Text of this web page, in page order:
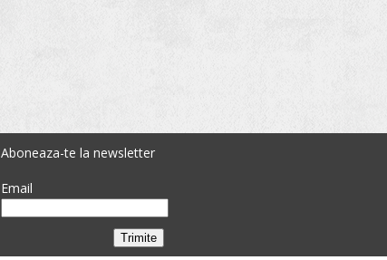
Aboneaza-te la newsletter
Email